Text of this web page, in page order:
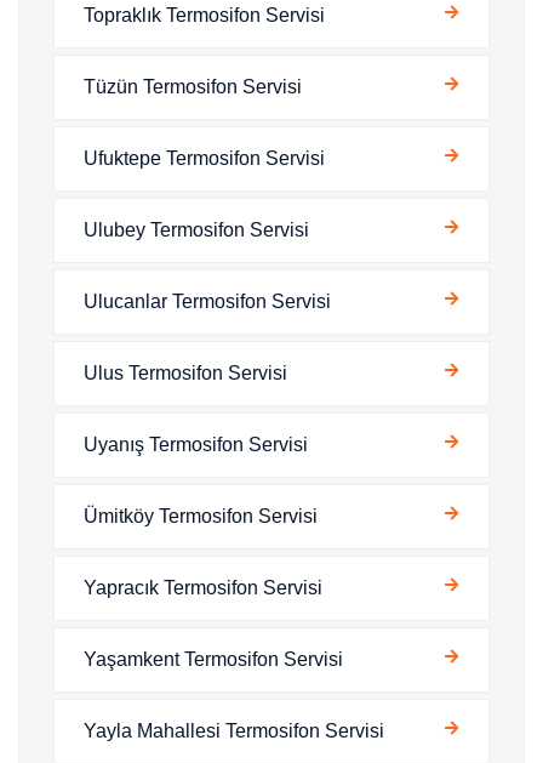
Topraklık Termosifon Servisi
Tüzün Termosifon Servisi
Ufuktepe Termosifon Servisi
Ulubey Termosifon Servisi
Ulucanlar Termosifon Servisi
Ulus Termosifon Servisi
Uyanış Termosifon Servisi
Ümitköy Termosifon Servisi
Yapracık Termosifon Servisi
Yaşamkent Termosifon Servisi
Yayla Mahallesi Termosifon Servisi